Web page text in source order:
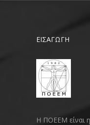
ΕΙΣΑΓΩΓΗ
Η ΠΟΕΕΜ είναι